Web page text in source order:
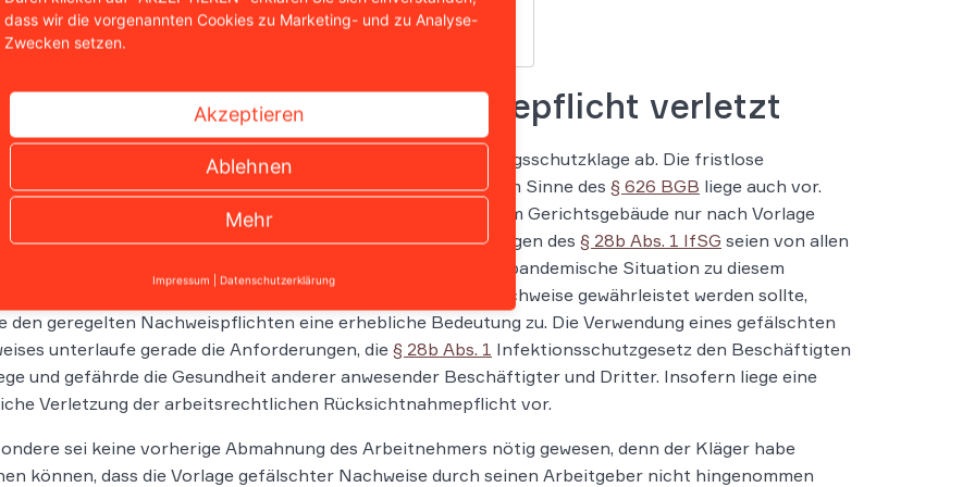
Rücksichtnahmepflicht verletzt
Berlin wies die durch den Betroffenen erhobene Kündigungsschutzklage ab. Die fristlose
durch den Dienstherrn sei wirksam. Ein wichtiger Grund im Sinne des § 626 BGB liege auch vor.
habe ausdrücklich festgelegt, dass der Zutritt zu dem Gerichtsgebäude nur nach Vorlage
Nachweises erfolgen dürfe. Die Voraussetzungen des § 28b Abs. 1 IfSG seien von allen
des Gerichts zu erfüllen gewesen. Im Hinblick auf die pandemische Situation zu diesem
und dem Gesundheitsschutz, der durch die Vorlage der Nachweise gewährleistet werden sollte,
den geregelten Nachweispflichten eine erhebliche Bedeutung zu. Die Verwendung eines gefälschten
unterlaufe gerade die Anforderungen, die § 28b Abs. 1 Infektionsschutzgesetz den Beschäftigten
und gefährde die Gesundheit anderer anwesender Beschäftigter und Dritter. Insofern liege eine
Verletzung der arbeitsrechtlichen Rücksichtnahmepflicht vor.
sei keine vorherige Abmahnung des Arbeitnehmers nötig gewesen, denn der Kläger habe
können, dass die Vorlage gefälschter Nachweise durch seinen Arbeitgeber nicht hingenommen
dass wir die vorgenannten Cookies zu Marketing- und zu Analyse-
Zwecken setzen.
Akzeptieren
Ablehnen
Mehr
Impressum Datenschutzerklärung